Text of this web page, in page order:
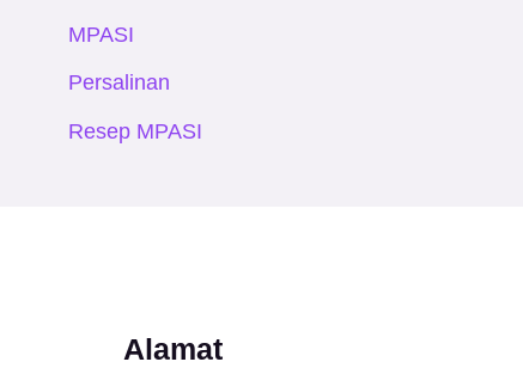
MPASI
Persalinan
Resep MPASI
Alamat